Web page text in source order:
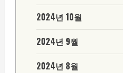
2024년 10월
2024년 9월
2024년 8월